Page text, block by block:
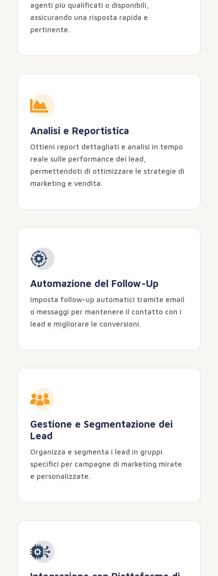
agenti più qualificati o disponibili,
assicurando una risposta rapida e
pertinente.
Analisi e Reportistica
Ottieni report dettagliati e analisi in tempo
reale sulle performance dei lead,
permettendoti di ottimizzare le strategie di
marketing e vendita.
Automazione del Follow-Up
Imposta follow-up automatici tramite email
o messaggi per mantenere il contatto con i
lead e migliorare le conversioni.
Gestione e Segmentazione dei
Lead
Organizza e segmenta i lead in gruppi
specifici per campagne di marketing mirate
e personalizzate.